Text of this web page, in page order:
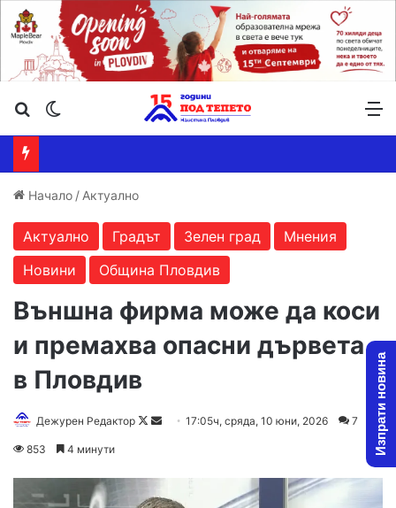
Търсене ...
Начало / Актуално
Актуално Градът Зелен град
Мнения
Новини
Община Пловдив
Външна фирма може да коси
и премахва опасни дървета
в Пловдив
Дежурен Редактор
Follow
Send17:05ч, сряда, 10 юни, 2026 7
853 4 минути Изпрати новина